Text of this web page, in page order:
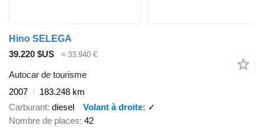
Hino SELEGA
39.220 $US
≈ 33.940 €
Autocar de tourisme
2007
183.248 km
Carburant diesel Volant à droite
✓
Nombre de places 42